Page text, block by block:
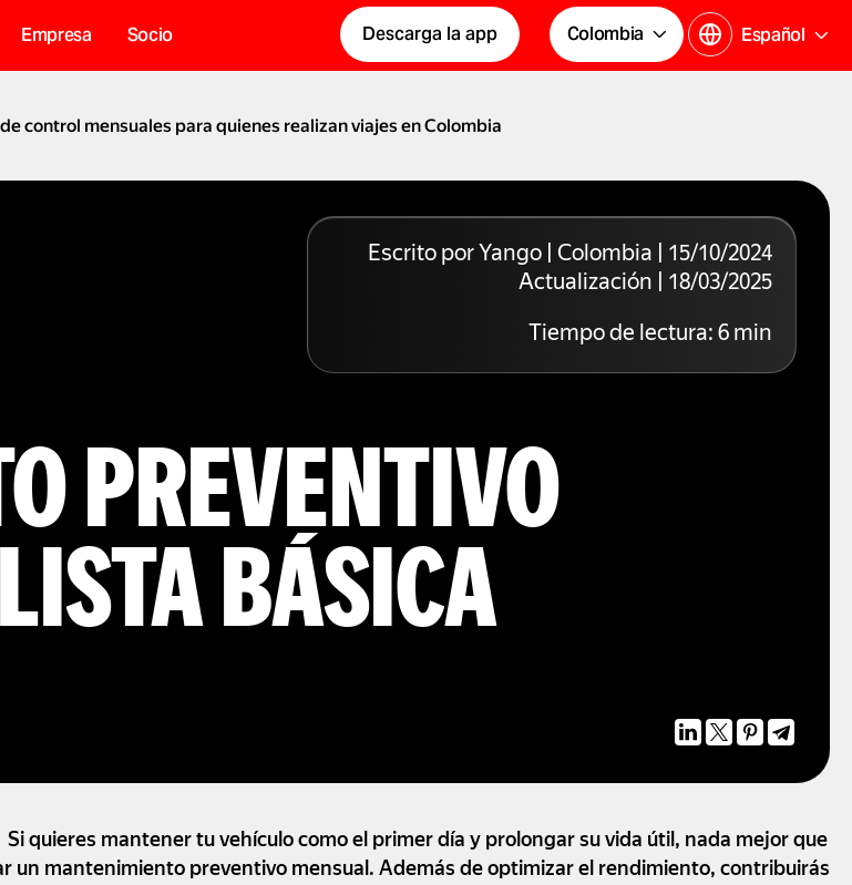
Empresa Socio Colombia Español
Descarga la app
control mensuales para quienes realizan viajes en Colombia
Escrito por Yango | Colombia | 15/10/2024
Actualización | 18/03/2025
Tiempo de lectura:6min
PREVENTIVO
BÁSICA
Si quieres mantener tu vehículo como el primer día y prolongar su vida útil, nada mejor que
un mantenimiento preventivo mensual. Además de optimizar el rendimiento, contribuirás